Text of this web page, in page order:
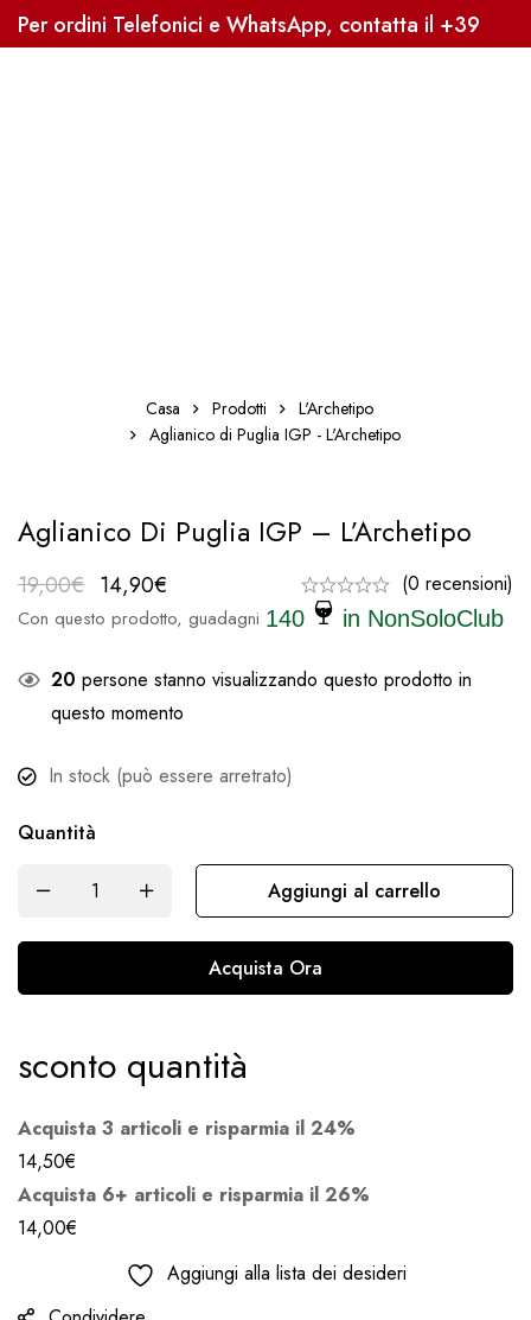
Per ordini Telefonici e WhatsApp, contatta il +39
3338041363, Sped. Gratuita oltre i 59€
Casa Prodotti
L'Archetipo
Aglianico di Puglia IGP - L'Archetipo
Aglianico Di Puglia IGP – L’Archetipo
19,00€ 14,90€ (0 recensioni)
Con questo prodotto, guadagni 140 in NonSoloClub
20 persone stanno visualizzando questo prodotto in
questo momento
In stock (può essere arretrato)
Quantità
Aggiungi al carrello
Acquista Ora
sconto quantità
Acquista 3 articoli e risparmia il 24%
14,50€
Acquista 6+ articoli e risparmia il 26%
14,00€
Aggiungi alla lista dei desideri